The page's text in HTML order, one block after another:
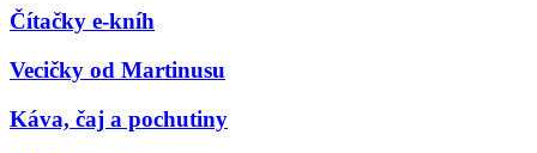
Čítačky e-kníh
Vecičky od Martinusu
Káva, čaj a pochutiny